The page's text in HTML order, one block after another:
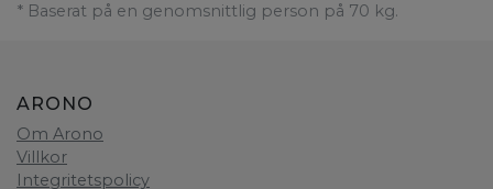
* Baserat på en genomsnittlig person på 70 kg.
ARONO
Om Arono
Villkor
Integritetspolicy